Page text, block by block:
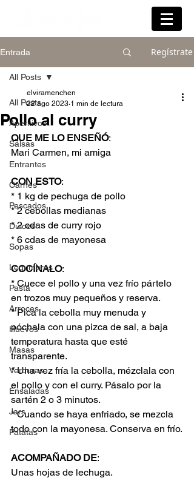
Entrada Regístrate
All Posts
Aperitivos
Salsas
Entrantes
Carnes
Pescados
Dulces
Sopas
Legumbres
Pasta
Arroces
Huevos
Masas
Verduras
Ensaladas
Jars
Patatas
All Posts
Pollo al curry
elviramenchen
22 ago 2023 1 min de lectura
QUE ME LO ENSEÑÓ:
Mari Carmen, mi amiga
CON ESTO:
* 1 kg de pechuga de pollo
* 2 cebollas medianas
* 2 cdas de curry rojo
* 6 cdas de mayonesa
COCÍNALO:
* Cuece el pollo y una vez frío pártelo
en trozos muy pequeños y reserva.
* Pica la cebolla muy menuda y
póchala con una pizca de sal, a baja
temperatura hasta que esté
transparente.
* Una vez fría la cebolla, mézclala con
el pollo y con el curry. Pásalo por la
sartén 2 o 3 minutos.
* Cuando se haya enfriado, se mezcla
todo con la mayonesa. Conserva en frío.
ACOMPAÑADO DE:
Unas hojas de lechuga.